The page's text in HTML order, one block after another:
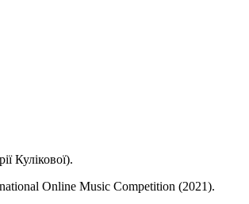
Кулікової).
Online Music Competition (2021).